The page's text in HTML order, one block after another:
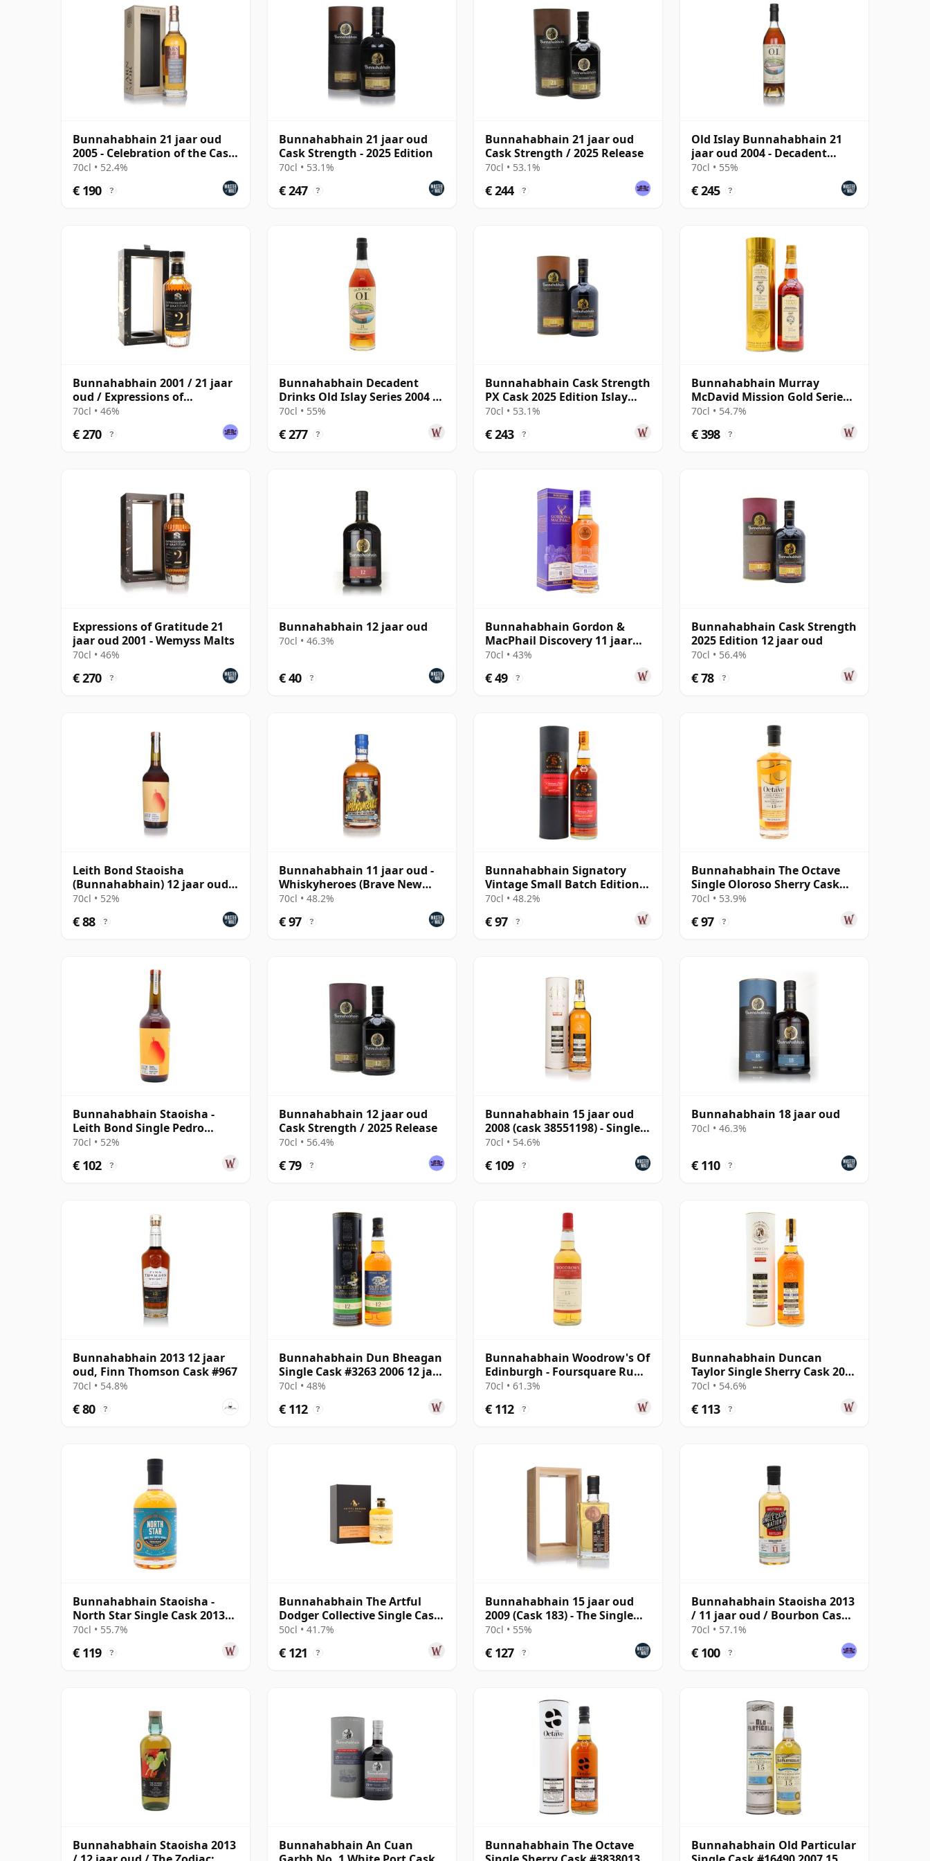
Bunnahabhain 21 jaar oud
2005 - Celebration of the Cask
(Carn Mor)
70cl • 52.4%
€ 190 ?
Bunnahabhain 21 jaar oud
Cask Strength - 2025 Edition
70cl • 53.1%
€ 247 ?
Bunnahabhain 21 jaar oud
Cask Strength / 2025 Release
70cl • 53.1%
€ 244 ?
Old Islay Bunnahabhain 21
jaar oud 2004 - Decadent
Drams
70cl • 55%
€ 245 ?
Bunnahabhain 2001 / 21 jaar
oud / Expressions of
Gratitude / Wemyss
70cl • 46%
€ 270 ?
Bunnahabhain Decadent
Drinks Old Islay Series 2004 21
jaar oud
70cl • 55%
€ 277 ?
Bunnahabhain Cask Strength
PX Cask 2025 Edition Islay
Single Ma 21 jaar oud
70cl • 53.1%
€ 243 ?
Bunnahabhain Murray
McDavid Mission Gold Series
Pomerol Wine Ca 1997 21 jaar
70cl • 54.7%
€ 398 ?
Expressions of Gratitude 21
jaar oud 2001 - Wemyss Malts
70cl • 46%
€ 270 ?
Bunnahabhain 12 jaar oud
70cl • 46.3%
€ 40 ?
Bunnahabhain Gordon &
MacPhail Discovery 11 jaar
oud
70cl • 43%
€ 49 ?
Bunnahabhain Cask Strength
2025 Edition 12 jaar oud
70cl • 56.4%
€ 78 ?
Leith Bond Staoisha
(Bunnahabhain) 12 jaar oud
Single Cask
70cl • 52%
€ 88 ?
Bunnahabhain 11 jaar oud -
Whiskyheroes (Brave New
Spirits)
70cl • 48.2%
€ 97 ?
Bunnahabhain Signatory
Vintage Small Batch Edition
#7 Single Ma 2012 11 jaar oud
70cl • 48.2%
€ 97 ?
Bunnahabhain The Octave
Single Oloroso Sherry Cask
#3842155 2008 15 jaar oud
70cl • 53.9%
€ 97 ?
Bunnahabhain Staoisha -
Leith Bond Single Pedro
Ximenez Sherry 12 jaar oud
70cl • 52%
€ 102 ?
Bunnahabhain 12 jaar oud
Cask Strength / 2025 Release
70cl • 56.4%
€ 79 ?
Bunnahabhain 15 jaar oud
2008 (cask 38551198) - Single
Cask
70cl • 54.6%
€ 109 ?
Bunnahabhain 18 jaar oud
70cl • 46.3%
€ 110 ?
Bunnahabhain 2013 12 jaar
oud, Finn Thomson Cask #967
70cl • 54.8%
€ 80 ?
Bunnahabhain Dun Bheagan
Single Cask #3263 2006 12 jaar
oud
70cl • 48%
€ 112 ?
Bunnahabhain Woodrow's Of
Edinburgh - Foursquare Rum
Cask Finis 2013 13 jaar oud
70cl • 61.3%
€ 112 ?
Bunnahabhain Duncan
Taylor Single Sherry Cask 2008
15 jaar oud
70cl • 54.6%
€ 113 ?
Bunnahabhain Staoisha -
North Star Single Cask 2013
11 jaar oud
70cl • 55.7%
€ 119 ?
Bunnahabhain The Artful
Dodger Collective Single Cask
#3445 1995 25 jaar oud
50cl • 41.7%
€ 121 ?
Bunnahabhain 15 jaar oud
2009 (Cask 183) - The Single
Cask
70cl • 55%
€ 127 ?
Bunnahabhain Staoisha 2013
/ 11 jaar oud / Bourbon Cask /
Single Cask Nation
70cl • 57.1%
€ 100 ?
Bunnahabhain Staoisha 2013
Bunnahabhain An Cuan
Bunnahabhain The Octave
Bunnahabhain Old Particular